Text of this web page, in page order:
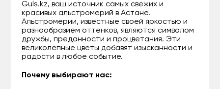
Guls.kz, ваш источник самых свежих и
красивых альстромерий в Астане.
Альстромерии, известные своей яркостью и
разнообразием оттенков, являются символом
дружбы, преданности и процветания. Эти
великолепные цветы добавят изысканности и
радости в любое событие.
Почему выбирают нас: